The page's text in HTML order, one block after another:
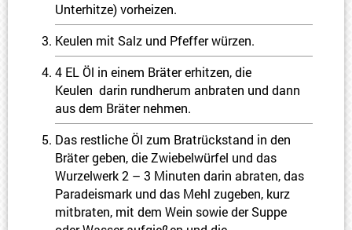
Unterhitze) vorheizen.
Keulen mit Salz und Pfeffer würzen.
4 EL Öl in einem Bräter erhitzen, die
Keulen darin rundherum anbraten und dann
aus dem Bräter nehmen.
Das restliche Öl zum Bratrückstand in den
Bräter geben, die Zwiebelwürfel und das
Wurzelwerk 2 – 3 Minuten darin abraten, das
Paradeismark und das Mehl zugeben, kurz
mitbraten, mit dem Wein sowie der Suppe